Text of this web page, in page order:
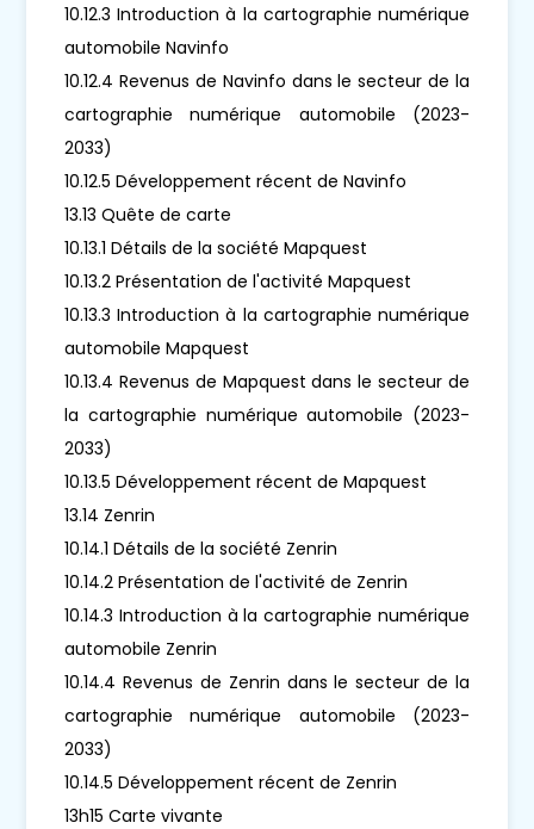
10.12.3 Introduction à la cartographie numérique
automobile Navinfo
10.12.4 Revenus de Navinfo dans le secteur de la
cartographie numérique automobile (2023-
2033)
10.12.5 Développement récent de Navinfo
13.13 Quête de carte
10.13.1 Détails de la société Mapquest
10.13.2 Présentation de l'activité Mapquest
10.13.3 Introduction à la cartographie numérique
automobile Mapquest
10.13.4 Revenus de Mapquest dans le secteur de
la cartographie numérique automobile (2023-
2033)
10.13.5 Développement récent de Mapquest
13.14 Zenrin
10.14.1 Détails de la société Zenrin
10.14.2 Présentation de l'activité de Zenrin
10.14.3 Introduction à la cartographie numérique
automobile Zenrin
10.14.4 Revenus de Zenrin dans le secteur de la
cartographie numérique automobile (2023-
2033)
10.14.5 Développement récent de Zenrin
13h15 Carte vivante